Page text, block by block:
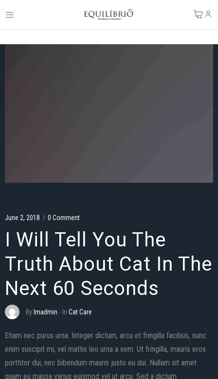
June 2, 2018 / 0 Comment
I Will Tell You The
Truth About Cat In The
Next 60 Seconds
By Imadmin - In Cat Care
Etiam nec purus urna. Integer dictum, arcu et fringilla facilisis, nunc
enim suscipit mi, vel mattis leo urna a sem. Ut fringilla, mauris eros
porttitor dui, nec bibendum mauris justo eu dui. Nullam sit amet
quam eu massa varius euismod vel ut arcu. Sed a dictum